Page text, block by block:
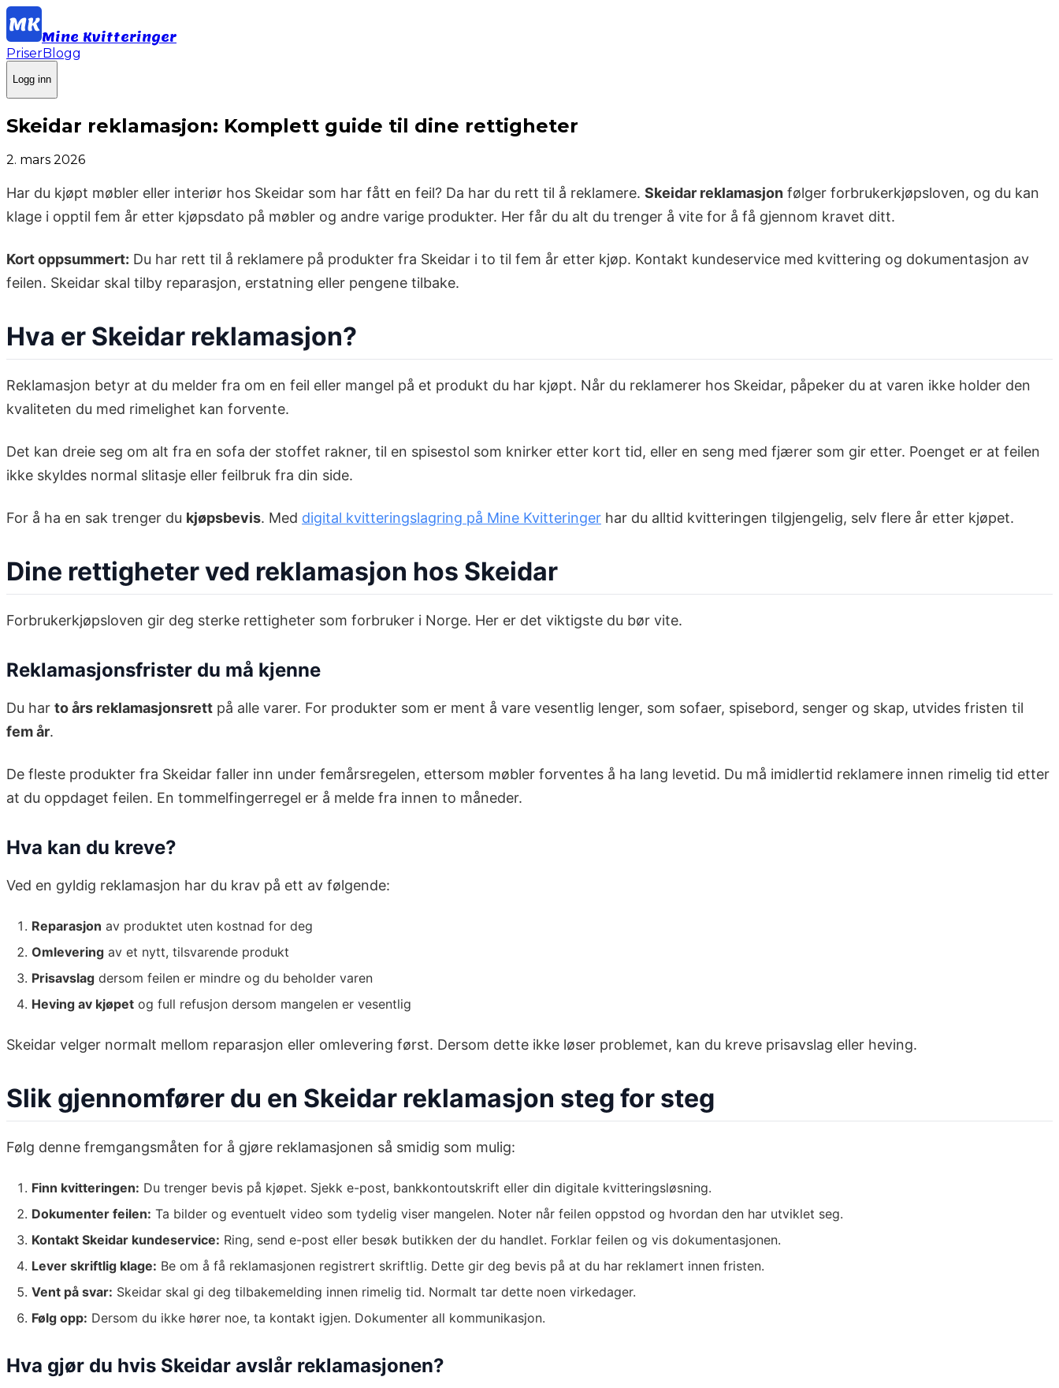
Mine Kvitteringer
PriserBlogg
Logg inn
Skeidar reklamasjon: Komplett guide til dine rettigheter
2. mars 2026
Har du kjøpt møbler eller interiør hos Skeidar som har fått en feil? Da har du rett til å reklamere. Skeidar reklamasjon følger forbrukerkjøpsloven, og du kan
klage i opptil fem år etter kjøpsdato på møbler og andre varige produkter. Her får du alt du trenger å vite for å få gjennom kravet ditt.
Kort oppsummert: Du har rett til å reklamere på produkter fra Skeidar i to til fem år etter kjøp. Kontakt kundeservice med kvittering og dokumentasjon av
feilen. Skeidar skal tilby reparasjon, erstatning eller pengene tilbake.
Hva er Skeidar reklamasjon?
Reklamasjon betyr at du melder fra om en feil eller mangel på et produkt du har kjøpt. Når du reklamerer hos Skeidar, påpeker du at varen ikke holder den
kvaliteten du med rimelighet kan forvente.
Det kan dreie seg om alt fra en sofa der stoffet rakner, til en spisestol som knirker etter kort tid, eller en seng med fjærer som gir etter. Poenget er at feilen
ikke skyldes normal slitasje eller feilbruk fra din side.
For å ha en sak trenger du kjøpsbevis. Med digital kvitteringslagring på Mine Kvitteringer har du alltid kvitteringen tilgjengelig, selv flere år etter kjøpet.
Dine rettigheter ved reklamasjon hos Skeidar
Forbrukerkjøpsloven gir deg sterke rettigheter som forbruker i Norge. Her er det viktigste du bør vite.
Reklamasjonsfrister du må kjenne
Du har to års reklamasjonsrett på alle varer. For produkter som er ment å vare vesentlig lenger, som sofaer, spisebord, senger og skap, utvides fristen til
fem år.
De fleste produkter fra Skeidar faller inn under femårsregelen, ettersom møbler forventes å ha lang levetid. Du må imidlertid reklamere innen rimelig tid etter
at du oppdaget feilen. En tommelfingerregel er å melde fra innen to måneder.
Hva kan du kreve?
Ved en gyldig reklamasjon har du krav på ett av følgende:
Reparasjon av produktet uten kostnad for deg
Omlevering av et nytt, tilsvarende produkt
Prisavslag dersom feilen er mindre og du beholder varen
Heving av kjøpet og full refusjon dersom mangelen er vesentlig
Skeidar velger normalt mellom reparasjon eller omlevering først. Dersom dette ikke løser problemet, kan du kreve prisavslag eller heving.
Slik gjennomfører du en Skeidar reklamasjon steg for steg
Følg denne fremgangsmåten for å gjøre reklamasjonen så smidig som mulig:
Finn kvitteringen: Du trenger bevis på kjøpet. Sjekk e-post, bankkontoutskrift eller din digitale kvitteringsløsning.
Dokumenter feilen: Ta bilder og eventuelt video som tydelig viser mangelen. Noter når feilen oppstod og hvordan den har utviklet seg.
Kontakt Skeidar kundeservice: Ring, send e-post eller besøk butikken der du handlet. Forklar feilen og vis dokumentasjonen.
Lever skriftlig klage: Be om å få reklamasjonen registrert skriftlig. Dette gir deg bevis på at du har reklamert innen fristen.
Vent på svar: Skeidar skal gi deg tilbakemelding innen rimelig tid. Normalt tar dette noen virkedager.
Følg opp: Dersom du ikke hører noe, ta kontakt igjen. Dokumenter all kommunikasjon.
Hva gjør du hvis Skeidar avslår reklamasjonen?